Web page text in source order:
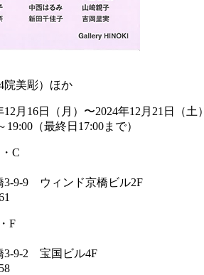
院美彫）ほか
月16日（月）〜2024年12月21日（土）
19:00（最終日17:00まで）
C
3-9-9 ウィンド京橋ビル2F
F
3-9-2 宝国ビル4F